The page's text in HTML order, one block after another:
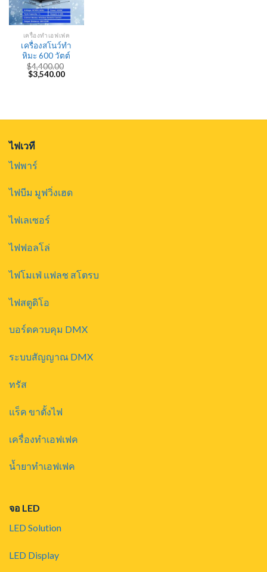
เครื่องทำเอฟเฟค
เครื่องสโนว์ทำ
หิมะ 600 วัตต์
$4,400.00
Original
price
$3,540.00Current
ไฟเวที
ไฟพาร์
ไฟบีม มูฟวิ่งเฮด
ไฟเลเซอร์
ไฟฟอลโล่
ไฟโมเฟ่ แฟลช สโตรบ
ไฟสตูดิโอ
บอร์ดควบคุม DMX
ระบบสัญญาณ DMX
ทรัส
แร็ค ขาตั้งไฟ
เครื่องทำเอฟเฟค
น้ำยาทำเอฟเฟค
จอ LED
LED Solution
LED Display